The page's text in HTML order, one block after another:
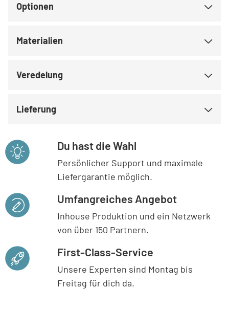
Optionen
Materialien
Veredelung
Lieferung
Du hast die Wahl
Persönlicher Support und maximale
Liefergarantie möglich.
Umfangreiches Angebot
Inhouse Produktion und ein Netzwerk
von über 150 Partnern.
First-Class-Service
Unsere Experten sind Montag bis
Freitag für dich da.